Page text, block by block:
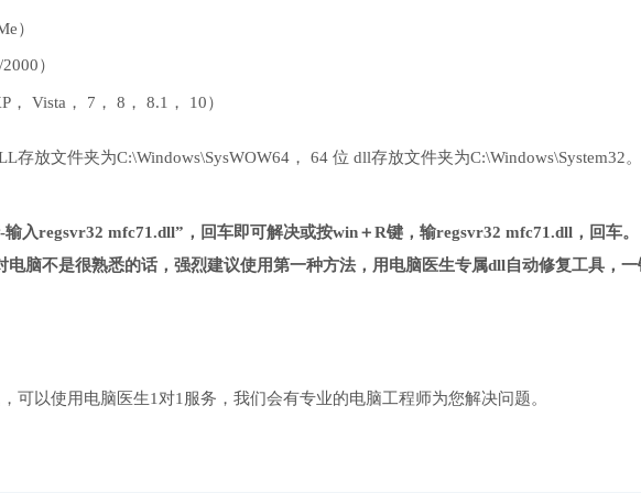
）
）
， Vista， 7， 8， 8.1， 10）
存放文件夹为C:\Windows\SysWOW64， 64 位 dll存放文件夹为C:\Windows\System32。
入regsvr32 mfc71.dll”，回车即可解决或按win＋R键，输regsvr32 mfc71.dll，回车
脑不是很熟悉的话，强烈建议使用第一种方法，用电脑医生专属dll自动修复工具，一
可以使用电脑医生1对1服务，我们会有专业的电脑工程师为您解决问题。